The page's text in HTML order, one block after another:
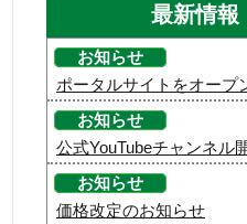
最新情報
お知らせ
ポータルサイトをオープ
お知らせ
公式YouTubeチャンネル
お知らせ
価格改定のお知らせ